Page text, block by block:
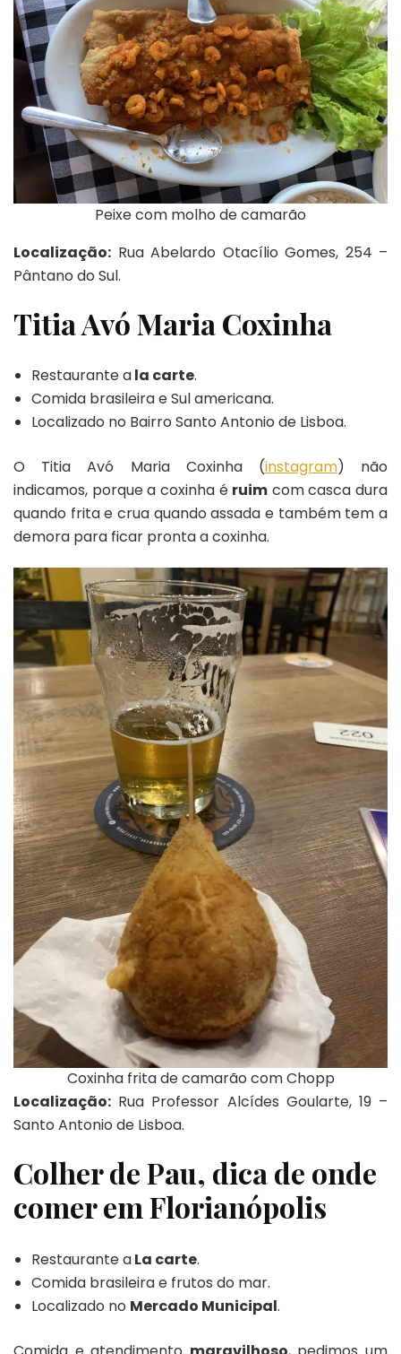
Peixe com molho de camarão
Localização: Rua Abelardo Otacílio Gomes, 254 –
Pântano do Sul.
Titia Avó Maria Coxinha
Restaurante ala carte.
Comida brasileira e Sul americana.
Localizado no Bairro Santo Antonio de Lisboa.
O Titia Avó Maria Coxinha (instagram) não
indicamos, porque a coxinha é ruim com casca dura
quando frita e crua quando assada e também tem a
demora para ficar pronta a coxinha.
Coxinha frita de camarão com Chopp
Localização: Rua Professor Alcídes Goularte, 19 –
Santo Antonio de Lisboa.
Colher de Pau, dica de onde
comer em Florianópolis
Restaurante aLa carte.
Comida brasileira e frutos do mar.
Localizado no Mercado Municipal.